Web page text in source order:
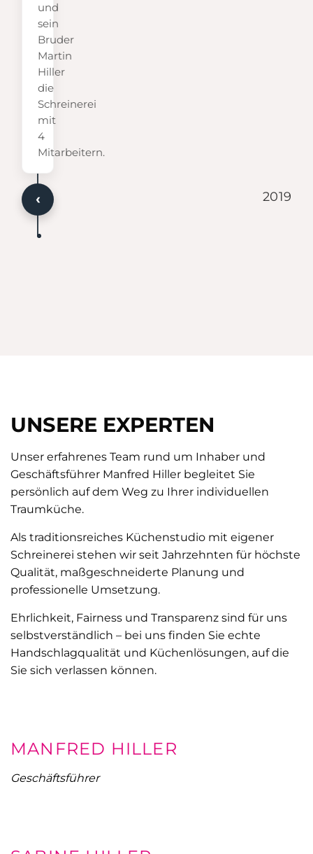
und
sein
Bruder
Martin
Hiller
die
Schreinerei
mit
4
Mitarbeitern.
‹ 2019
UNSERE EXPERTEN
Unser erfahrenes Team rund um Inhaber und
Geschäftsführer Manfred Hiller begleitet Sie
persönlich auf dem Weg zu Ihrer individuellen
Traumküche.
Als traditionsreiches Küchenstudio mit eigener
Schreinerei stehen wir seit Jahrzehnten für höchste
Qualität, maßgeschneiderte Planung und
professionelle Umsetzung.
Ehrlichkeit, Fairness und Transparenz sind für uns
selbstverständlich – bei uns finden Sie echte
Handschlagqualität und Küchenlösungen, auf die
Sie sich verlassen können.
MANFRED HILLER
Geschäftsführer